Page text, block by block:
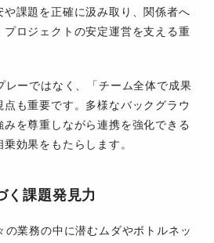
課題を正確に汲み取り、関係者へ
ロジェクトの安定運営を支える重
レーではなく、「チーム全体で成果
も重要です。多様なバックグラウ
を尊重しながら連携を強化できる
効果をもたらします。
く課題発見力
の業務の中に潜むムダやボトルネッ